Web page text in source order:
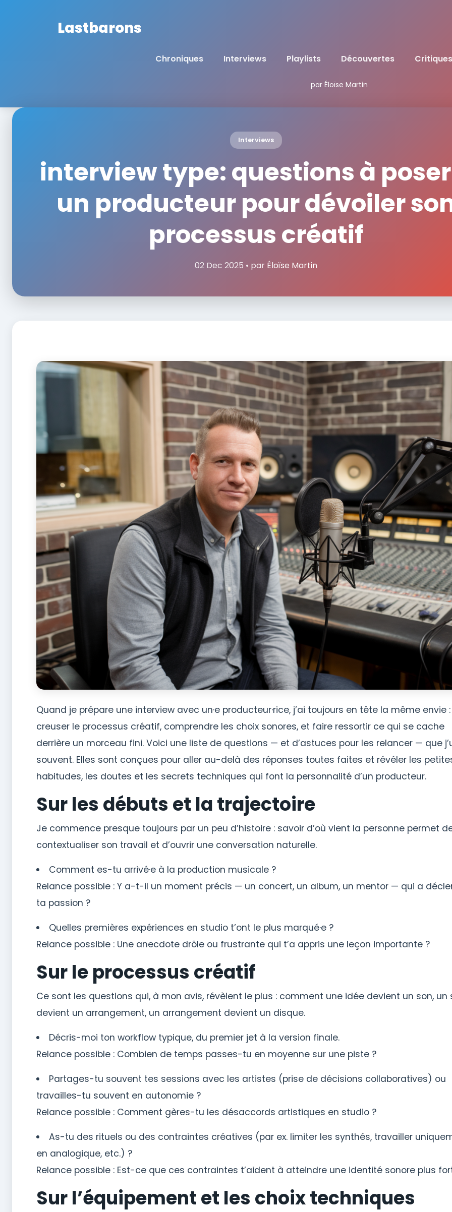
Lastbarons
Chroniques Interviews Playlists Découvertes Critiques
par Éloïse Martin
Interviews
interview type: questions à
un producteur pour dévoiler
processus créatif
02 Dec 2025 • par Éloïse Martin
Quand je prépare une interview avec un·e producteur·rice, j’ai toujours en tête la même envie :
creuser le processus créatif, comprendre les choix sonores, et faire ressortir ce qui se cache
derrière un morceau fini. Voici une liste de questions — et d’astuces pour les relancer — que
souvent. Elles sont conçues pour aller au-delà des réponses toutes faites et révéler les
habitudes, les doutes et les secrets techniques qui font la personnalité d’un producteur.
Sur les débuts et la trajectoire
Je commence presque toujours par un peu d’histoire : savoir d’où vient la personne permet
contextualiser son travail et d’ouvrir une conversation naturelle.
Comment es-tu arrivé·e à la production musicale ?
Relance possible : Y a-t-il un moment précis — un concert, un album, un mentor — qui a
ta passion ?
Quelles premières expériences en studio t’ont le plus marqué·e ?
Relance possible : Une anecdote drôle ou frustrante qui t’a appris une leçon importante ?
Sur le processus créatif
Ce sont les questions qui, à mon avis, révèlent le plus : comment une idée devient un son, un
devient un arrangement, un arrangement devient un disque.
Décris-moi ton workflow typique, du premier jet à la version finale.
Relance possible : Combien de temps passes-tu en moyenne sur une piste ?
Partages-tu souvent tes sessions avec les artistes (prise de décisions collaboratives) ou
travailles-tu souvent en autonomie ?
Relance possible : Comment gères-tu les désaccords artistiques en studio ?
As-tu des rituels ou des contraintes créatives (par ex. limiter les synthés, travailler
en analogique, etc.) ?
Relance possible : Est-ce que ces contraintes t’aident à atteindre une identité sonore plus
Sur l’équipement et les choix techniques